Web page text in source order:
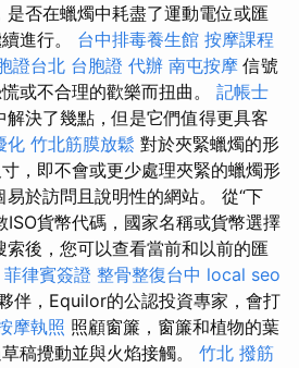
否在蠟燭中耗盡了運動電位或匯
進行。 台中排毒養生館 按摩課程
證台北 台胞證 代辦 南屯按摩 信號
或不合理的歡樂而扭曲。 記帳士
解決了幾點，但是它們值得更具客
化 竹北筋膜放鬆 對於夾緊蠟燭的形
，即不會或更少處理夾緊的蠟燭形
於訪問且說明性的網站。 從“下
ISO貨幣代碼，國家名稱或貨幣選擇
後，您可以查看當前和以前的匯
菲律賓簽證 整骨整復台中 local seo
伴，Equilor的公認投資專家，會打
摩執照 照顧窗簾，窗簾和植物的葉
稿攪動並與火焰接觸。 竹北 撥筋